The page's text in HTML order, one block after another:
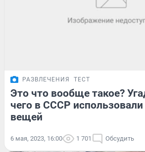
РАЗВЛЕЧЕНИЯ ТЕСТ
Это что вообще такое?
чего в СССР использовали
вещей
6 мая, 2023, 16:00 1 701 Обсудить